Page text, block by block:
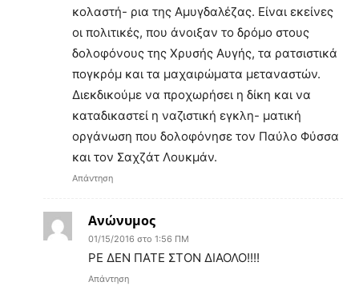
κολαστή- ρια της Αμυγδαλέζας. Είναι εκείνες
οι πολιτικές, που άνοιξαν το δρόμο στους
δολοφόνους της Χρυσής Αυγής, τα ρατσιστικά
πογκρόμ και τα μαχαιρώματα μεταναστών.
Διεκδικούμε να προχωρήσει η δίκη και να
καταδικαστεί η ναζιστική εγκλη- ματική
οργάνωση που δολοφόνησε τον Παύλο Φύσσα
και τον Σαχζάτ Λουκμάν.
Απάντηση
Ανώνυμος
01/15/2016 στο 1:56 ΠΜ
ΡΕ ΔΕΝ ΠΑΤΕ ΣΤΟΝ ΔΙΑΟΛΟ!!!!
Απάντηση